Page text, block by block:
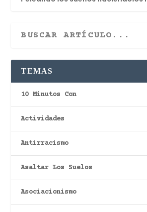
TEMAS
10 Minutos Con
Actividades
Antirracismo
Asaltar Los Suelos
Asociacionismo